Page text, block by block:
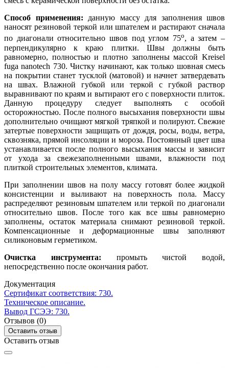
Способ применения: данную массу для заполнения швов
наносят резиновой теркой или шпателем и растирают сначала
по диагонали относительно швов под углом 75о, а затем ‒
перпендикулярно к краю плитки. Швы должны быть
равномерно, полностью и плотно заполнены массой Kreisel
fuga nanotech 730. Чистку начинают, как только шовная смесь
на покрытии станет тусклой (матовой) и начнет затвердевать
на швах. Влажной губкой или теркой с губкой раствор
выравнивают по краям и вытирают его с поверхности плиток.
Данную процедуру следует выполнять с особой
осторожностью. После полного высыхания поверхности швы
дополнительно очищают мягкой тряпкой и полируют. Свежие
затертые поверхности защищать от дождя, росы, воды, ветра,
сквозняка, прямой инсоляции и мороза. Постоянный цвет шва
устанавливается после полного высыхания массы и зависит
от ухода за свежезаполненными швами, влажности под
плиткой строительных элементов, климата.
При заполнении швов на полу массу готовят более жидкой
консистенции и выливают на поверхность пола. Массу
распределяют резиновым шпателем или теркой по диагонали
относительно швов. После того как все швы равномерно
заполнены, остаток материала снимают резиновой теркой.
Компенсационные и деформационные швы заполняют
силиконовым герметиком.
Очистка инструмента: промыть чистой водой,
непосредственно после окончания работ.
Документация
Сертификат соответствия: 730.
Техническое описание.
Вывод ГСЭЭ: 730.
Отзывов (0)
Оставить отзыв
Оставить отзыв